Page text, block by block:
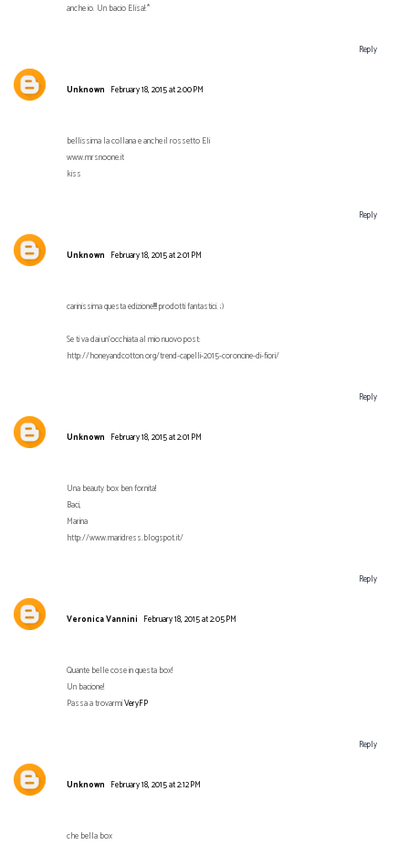
anche io. Un bacio Elisa!:*
Reply
Unknown February 18, 2015 at 2:00 PM
bellissima la collana e anche il rossetto Eli
www.mrsnoone.it
kiss
Reply
Unknown February 18, 2015 at 2:01 PM
carinissima questa edizione!!!! prodotti fantastici. ;)
Se ti va dai un'occhiata al mio nuovo post:
http://honeyandcotton.org/trend-capelli-2015-coroncine-di-fiori/
Reply
Unknown February 18, 2015 at 2:01 PM
Una beauty box ben fornita!
Baci,
Marina
http://www.maridress.blogspot.it/
Reply
Veronica Vannini February 18, 2015 at 2:05 PM
Quante belle cose in questa box!
Un bacione!
Passa a trovarmiVeryFP
Reply
Unknown February 18, 2015 at 2:12 PM
che bella box